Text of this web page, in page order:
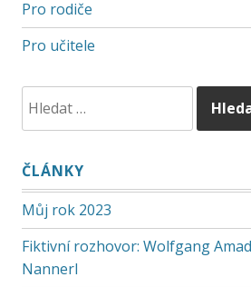
Pro rodiče
Pro učitele
ČLÁNKY
Můj rok 2023
Fiktivní rozhovor: Wolfgang
Nannerl